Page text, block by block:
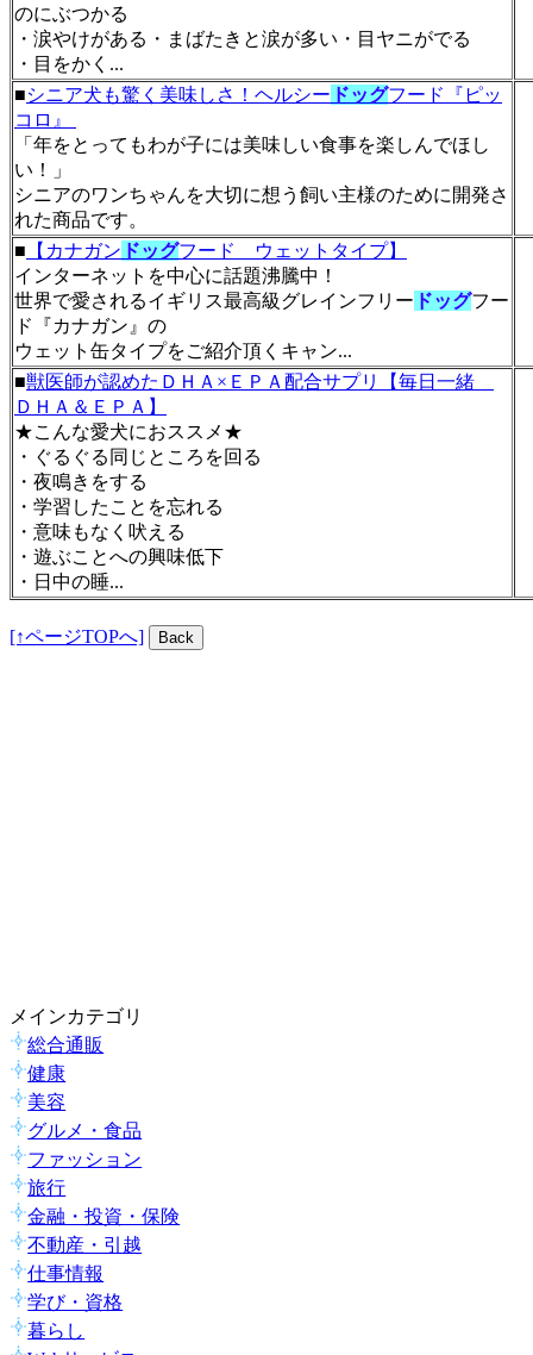
のにぶつかる
・涙やけがある・まばたきと涙が多い・目ヤニがでる
・目をかく...
■シニア犬も驚く美味しさ！ヘルシー ドッグフード『ピッ
コロ』
「年をとってもわが子には美味しい食事を楽しんでほし
い！」
シニアのワンちゃんを大切に想う飼い主様のために開発さ
れた商品です。
■ 【カナガン ドッグフード ウェットタイプ】
インターネットを中心に話題沸騰中！
世界で愛されるイギリス最高級グレインフリー ドッグフー
ド『カナガン』の
ウェット缶タイプをご紹介頂くキャン...
■獣医師が認めたＤＨＡ×ＥＰＡ配合サプリ【毎日一緒
ＤＨＡ＆ＥＰＡ】
★こんな愛犬におススメ★
・ぐるぐる同じところを回る
・夜鳴きをする
・学習したことを忘れる
・意味もなく吠える
・遊ぶことへの興味低下
・日中の睡...
[↑ページTOPへ]
メインカテゴリ
総合通販
健康
美容
グルメ・食品
ファッション
旅行
金融・投資・保険
不動産・引越
仕事情報
学び・資格
暮らし